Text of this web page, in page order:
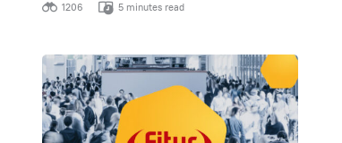
1206 5 minutes read